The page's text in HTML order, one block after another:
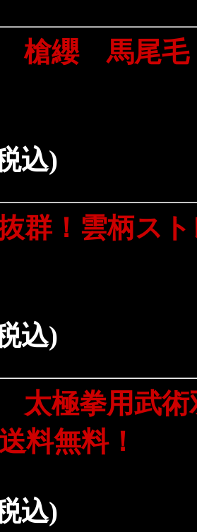
槍纓 馬尾
込)
群！雲柄ス
込)
太極拳用武
料無料！
込)